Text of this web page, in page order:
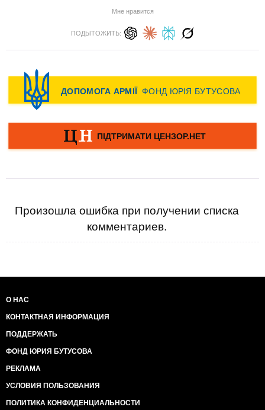
Мне нравится
ПОДЫТОЖИТЬ:
Произошла ошибка при получении списка
комментариев.
О НАС
КОНТАКТНАЯ ИНФОРМАЦИЯ
ПОДДЕРЖАТЬ
ФОНД ЮРИЯ БУТУСОВА
РЕКЛАМА
УСЛОВИЯ ПОЛЬЗОВАНИЯ
ПОЛИТИКА КОНФИДЕНЦИАЛЬНОСТИ